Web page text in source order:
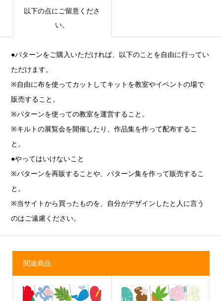
以下の点にご留意くださ
い。
●パターンをご購入いただければ、以下のことを自由に行ってい
ただけます。
※自由に布を使ってカットしてキットを教室やイベントの場で
販売すること。
※パターンを使っての教室を運営すること。
※キルトの展覧会を開催したり、作品集を作って配布するこ
と。
●やってはいけないこと
※パターンを再販することや、パターン集を作って販売するこ
と。
※当サイトから買ったものを、自分がデザインしたと人に言う
のはご遠慮ください。
関連商品